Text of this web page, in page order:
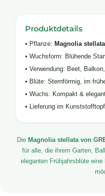
Produktdetails
• Pflanze: Magnolia stellata
• Wuchsform: Blühende
• Verwendung: Beet,
• Blüte: Sternförmig, im
• Wuchs: Kompakt &
• Lieferung im
Die Magnolia stellata von
für alle, die ihrem Garten,
eleganten Frühjahrsblüte